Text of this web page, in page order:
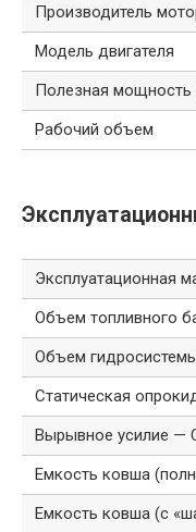
Производитель
Модель двигателя
Полезная мощность
Рабочий объем
Эксплуатационная
Объем топливного
Объем
Статическая
Вырывное усилие —
Емкость ковша
Емкость ковша (с